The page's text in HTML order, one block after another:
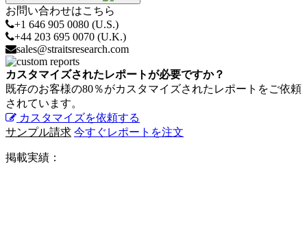
お問い合わせはこちら
+1 646 905 0080 (U.S.)
+44 203 695 0070 (U.K.)
sales@straitsresearch.com
カスタマイズされたレポートが必要ですか？
既存のお客様の80％がカスタマイズされたレポートをご依頼
されています。
カスタマイズを依頼する
サンプル請求 今すぐレポートを注文
掲載実績：